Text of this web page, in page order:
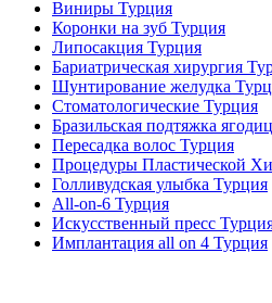
Виниры Турция
Коронки на зуб Турция
Липосакция Турция
Бариатрическая хирургия
Шунтирование желудка
Стоматологические Турция
Бразильская подтяжка
Пересадка волос Турция
Процедуры Пластической
Голливудская улыбка Турция
All-on-6 Турция
Искусственный пресс
Имплантация all on 4 Турция